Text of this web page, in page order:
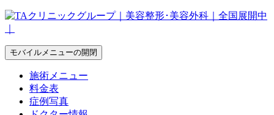
モバイルメニューの開閉
施術メニュー
料金表
症例写真